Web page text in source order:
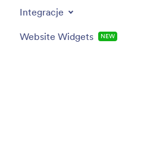
Integracje
Website Widgets NEW